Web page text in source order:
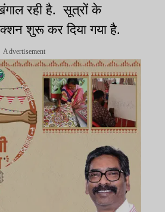
रही है. सूत्रों के
शुरू कर दिया गया है.
Advertisement